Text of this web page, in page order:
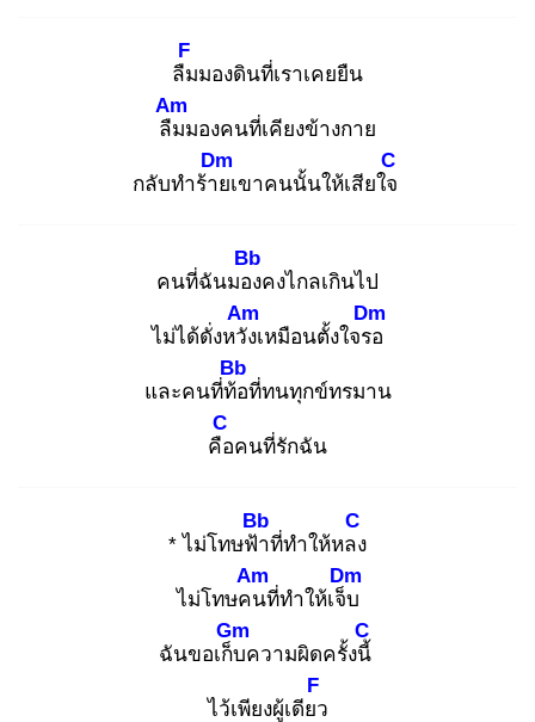
ลืม
F
มองดินที่เราเคยยืน
ลืม
Am
มองคนที่เคียงข้างกาย
กลับทำร้าย
Dm
เขาคนนั้นให้เสียใจ
C
คนที่ฉันมอง
Bb
คงไกลเกินไป
ไม่ได้ดั่งหวัง
Am
เหมือนตั้งใจรอ
Dm
และคนที่ท้อ
Bb
ที่ทนทุกข์ทรมาน
คือ
C
คนที่รักฉัน
* ไม่โทษฟ้า
Bb
ที่ทำให้หลง
C
ไม่โทษคน
Am
ที่ทำให้เจ็บ
Dm
ฉันขอเก็บ
Gm
ความผิดครั้งนี้
C
ไว้เพียงผู้เดียว
F